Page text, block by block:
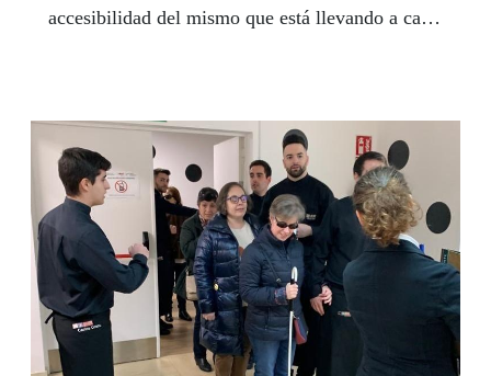
accesibilidad del mismo que está llevando a cabo
en los que ya se han instalado distintos tipos de
tecnologías que permiten a las personas con
discapacidad tener una mejor experiencia,
facilitando a las personas ciegas su guía a lo
largo de la Ruta Jacobea.